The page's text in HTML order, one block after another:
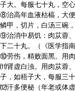
子大。每服七十丸，空
⑧治高年血液枯槁，大
鳞甲，切片，白汤三碗
⑨治消中易饥：肉苁蓉
下二十丸。（《医学指南
⑩劳伤，精败面黑。用
⑾肾虚白浊。用肉苁蓉
子，如梧子大，每服三
⑿汗多便秘（年老或体